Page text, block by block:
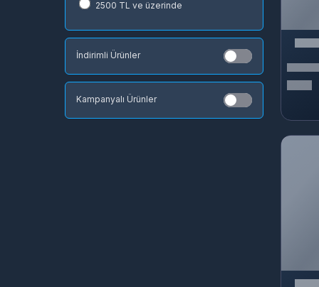
StarMaker Interactive Inc.
Naver Z Corporation
SGRA Studio
Sosyal Medya
2500 TL ve üzerinde
İndirimli Ürünler
Kampanyalı Ürünler